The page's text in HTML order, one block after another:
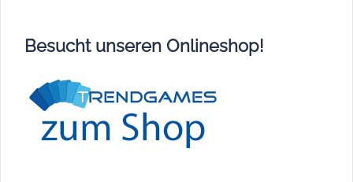
Besucht unseren Onlineshop!